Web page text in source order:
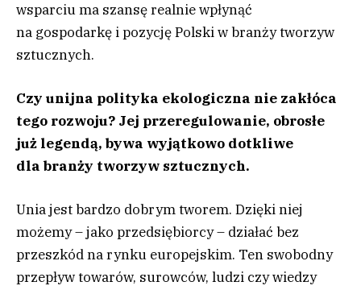
wsparciu ma szansę realnie wpłynąć
na gospodarkę i pozycję Polski w branży tworzyw
sztucznych.
Czy unijna polityka ekologiczna nie zakłóca
tego rozwoju? Jej przeregulowanie, obrosłe
już legendą, bywa wyjątkowo dotkliwe
dla branży tworzyw sztucznych.
Unia jest bardzo dobrym tworem. Dzięki niej
możemy – jako przedsiębiorcy – działać bez
przeszkód na rynku europejskim. Ten swobodny
przepływ towarów, surowców, ludzi czy wiedzy